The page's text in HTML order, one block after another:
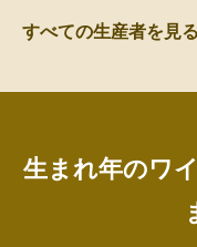
すべての生産者を見
生まれ年のワ